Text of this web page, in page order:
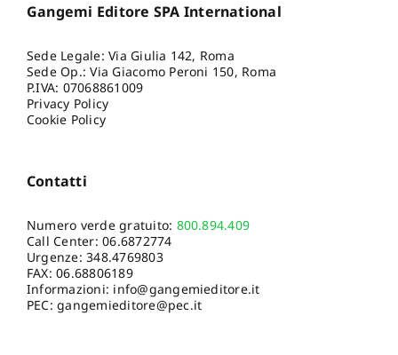
Gangemi Editore SPA International
Sede Legale: Via Giulia 142, Roma
Sede Op.: Via Giacomo Peroni 150, Roma
P.IVA: 07068861009
Privacy Policy
Cookie Policy
Contatti
Numero verde gratuito: 800.894.409
Call Center:06.6872774
Urgenze:348.4769803
FAX: 06.68806189
Informazioni: info@gangemieditore.it
PEC: gangemieditore@pec.it